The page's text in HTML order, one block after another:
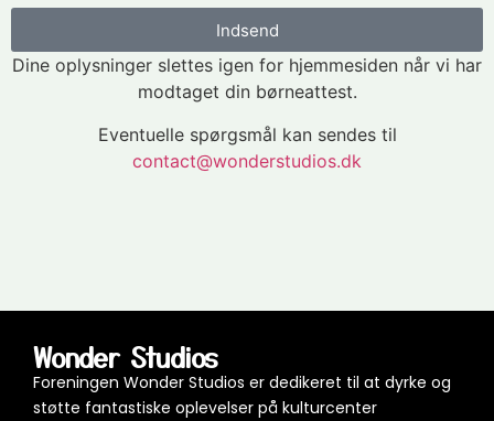
Indsend
Dine oplysninger slettes igen for hjemmesiden når vi har
modtaget din børneattest.
Eventuelle spørgsmål kan sendes til
contact@wonderstudios.dk
Wonder Studios
Foreningen Wonder Studios er dedikeret til at dyrke og
støtte fantastiske oplevelser på kulturcenter